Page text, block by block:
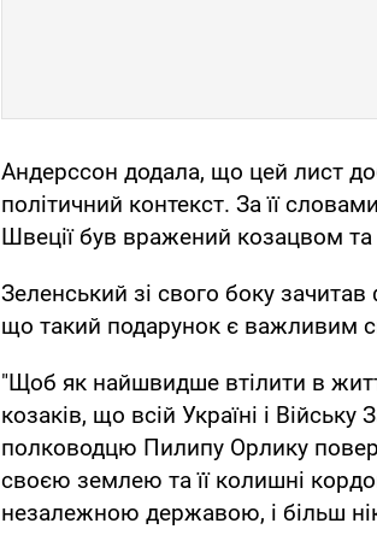
Андерссон додала, що цей лист
політичний контекст. За її
Швеції був вражений козацвом
Зеленський зі свого боку
що такий подарунок є важливим
"Щоб як найшвидше втілити в
козаків, що всій Україні і
полководцю Пилипу Орлику
своєю землею та її колишні
незалежною державою, і більш